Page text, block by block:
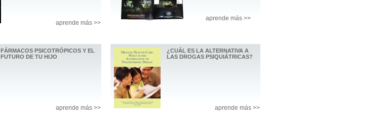
aprende más >>
aprende más >>
FÁRMACOS PSICOTRÓPICOS Y EL
FUTURO DE TU HIJO
aprende más >>
¿CUÁL ES LA ALTERNATIVA A
LAS DROGAS PSIQUIÁTRICAS?
aprende más >>